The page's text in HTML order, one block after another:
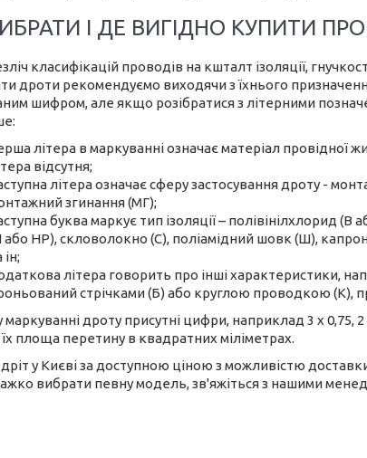
І ДЕ ВИГІДНО КУПИТИ
класифікацій проводів на кшталт ізоляції,
дроти рекомендуємо виходячи з їхнього
шифром, але якщо розібратися з літерними
літера в маркуванні означає матеріал провідної
відсутня;
літера означає сферу застосування дроту -
згинання (МГ);
буква маркує тип ізоляції – полівінілхлорид
або НР), скловолокно (С), поліамідний шовк (Ш),
ін;
літера говорить про інші характеристики,
стрічками (Б) або круглою проводкою (К),
маркуванні дроту присутні цифри, наприклад 3 х 0,75,
їх площа перетину в квадратних міліметрах.
у Києві за доступною ціною з можливістю
вибрати певну модель, зв'яжіться з нашими